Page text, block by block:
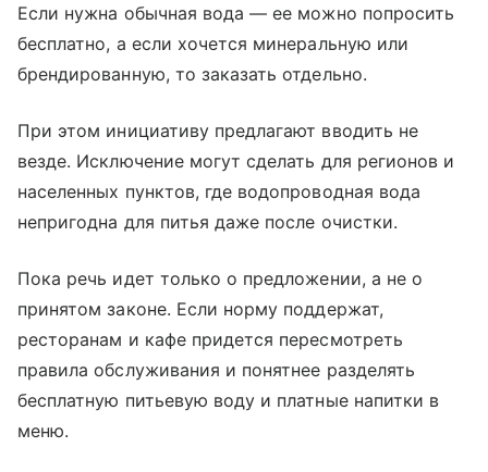
Если нужна обычная вода — ее можно попросить
бесплатно, а если хочется минеральную или
брендированную, то заказать отдельно.
При этом инициативу предлагают вводить не
везде. Исключение могут сделать для регионов и
населенных пунктов, где водопроводная вода
непригодна для питья даже после очистки.
Пока речь идет только о предложении, а не о
принятом законе. Если норму поддержат,
ресторанам и кафе придется пересмотреть
правила обслуживания и понятнее разделять
бесплатную питьевую воду и платные напитки в
меню.